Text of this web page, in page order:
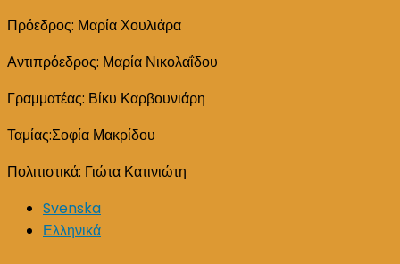
Πρόεδρος: Μαρία Χουλιάρα
Αντιπρόεδρος: Μαρία Νικολαΐδου
Γραμματέας: Βίκυ Καρβουνιάρη
Ταμίας:Σοφία Μακρίδου
Πολιτιστικά: Γιώτα Κατινιώτη
Svenska
Ελληνικά